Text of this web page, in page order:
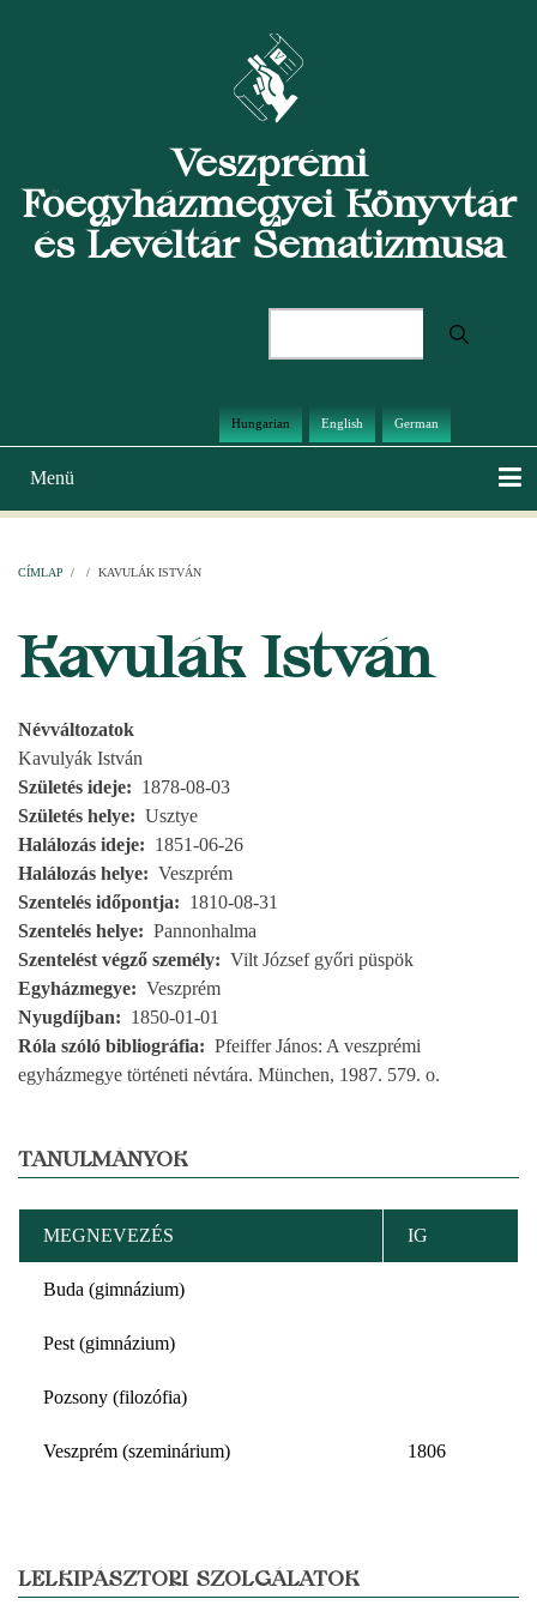
Veszprémi
Főegyházmegyei Könyvtár
és Levéltár Sematizmusa
Hungarian English German
Main
navigation
Menü
CÍMLAP / / KAVULÁK ISTVÁN
Kavulák István
Névváltozatok
Kavulyák István
Születés ideje
1878-08-03
Születés helye
Usztye
Halálozás ideje
1851-06-26
Halálozás helye
Veszprém
Szentelés időpontja
1810-08-31
Szentelés helye
Pannonhalma
Szentelést végző személy
Vilt József győri püspök
Egyházmegye
Veszprém
Nyugdíjban
1850-01-01
Róla szóló bibliográfia
Pfeiffer János: A veszprémi
egyházmegye történeti névtára. München, 1987. 579. o.
TANULMÁNYOK
MEGNEVEZÉS IG
Buda (gimnázium)
Pest (gimnázium)
Pozsony (filozófia)
Veszprém (szeminárium) 1806
LELKIPÁSZTORI SZOLGÁLATOK